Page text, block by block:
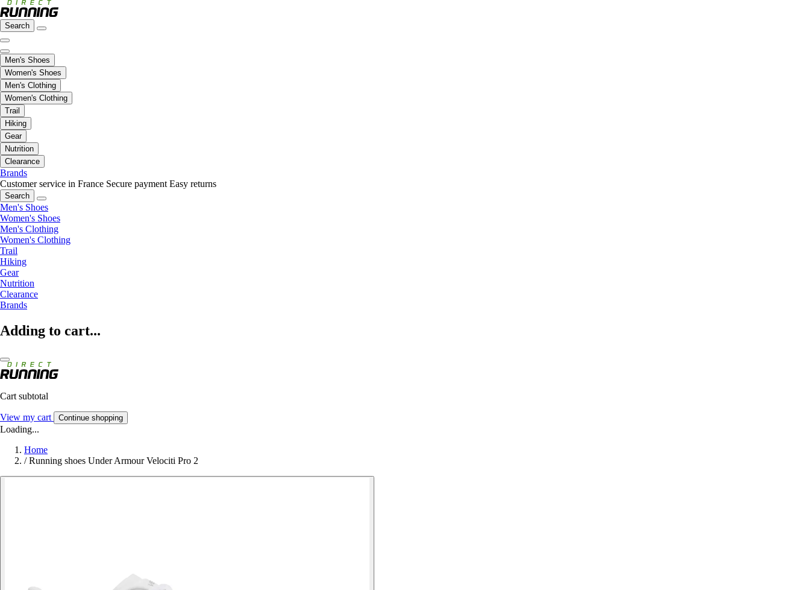
Search
Men's Shoes
Women's Shoes
Men's Clothing
Women's Clothing
Trail
Hiking
Gear
Nutrition
Clearance
Brands
Customer service in France Secure payment Easy returns
Search
Men's Shoes
Women's Shoes
Men's Clothing
Women's Clothing
Trail
Hiking
Gear
Nutrition
Clearance
Brands
Adding to cart...
Cart subtotal
View my cart Continue shopping
Loading...
Home
/ Running shoes Under Armour Velociti Pro 2